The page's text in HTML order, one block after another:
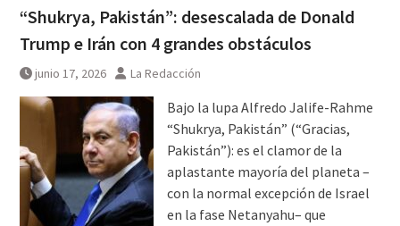
“Shukrya, Pakistán”: desescalada de Donald
Trump e Irán con 4 grandes obstáculos
junio 17, 2026 La Redacción
Bajo la lupa Alfredo Jalife-Rahme
“Shukrya, Pakistán” (“Gracias,
Pakistán”): es el clamor de la
aplastante mayoría del planeta –
con la normal excepción de Israel
en la fase Netanyahu– que